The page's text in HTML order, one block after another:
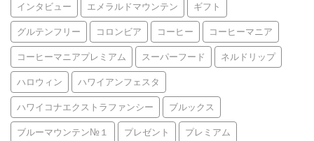
インタビュー エメラルドマウンテン ギフト
グルテンフリー コロンビア コーヒー コーヒーマニア
コーヒーマニアプレミアム スーパーフード ネルドリップ
ハロウィン ハワイアンフェスタ
ハワイコナエクストラファンシー ブルックス
ブルーマウンテン№１ プレゼント プレミアム